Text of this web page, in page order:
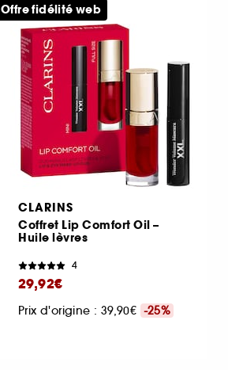
CLARINS
Coffret Lip Comfort Oil –
Huile lèvres
4
29,92€
Prix d'origine : 39,90€ -25%
Offre fidélité web